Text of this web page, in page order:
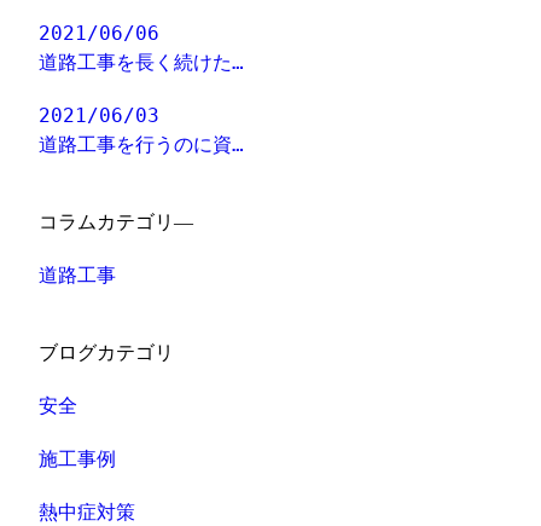
2021/06/06
道路工事を長く続けた…
2021/06/03
道路工事を行うのに資…
コラムカテゴリ―
道路工事
ブログカテゴリ
安全
施工事例
熱中症対策